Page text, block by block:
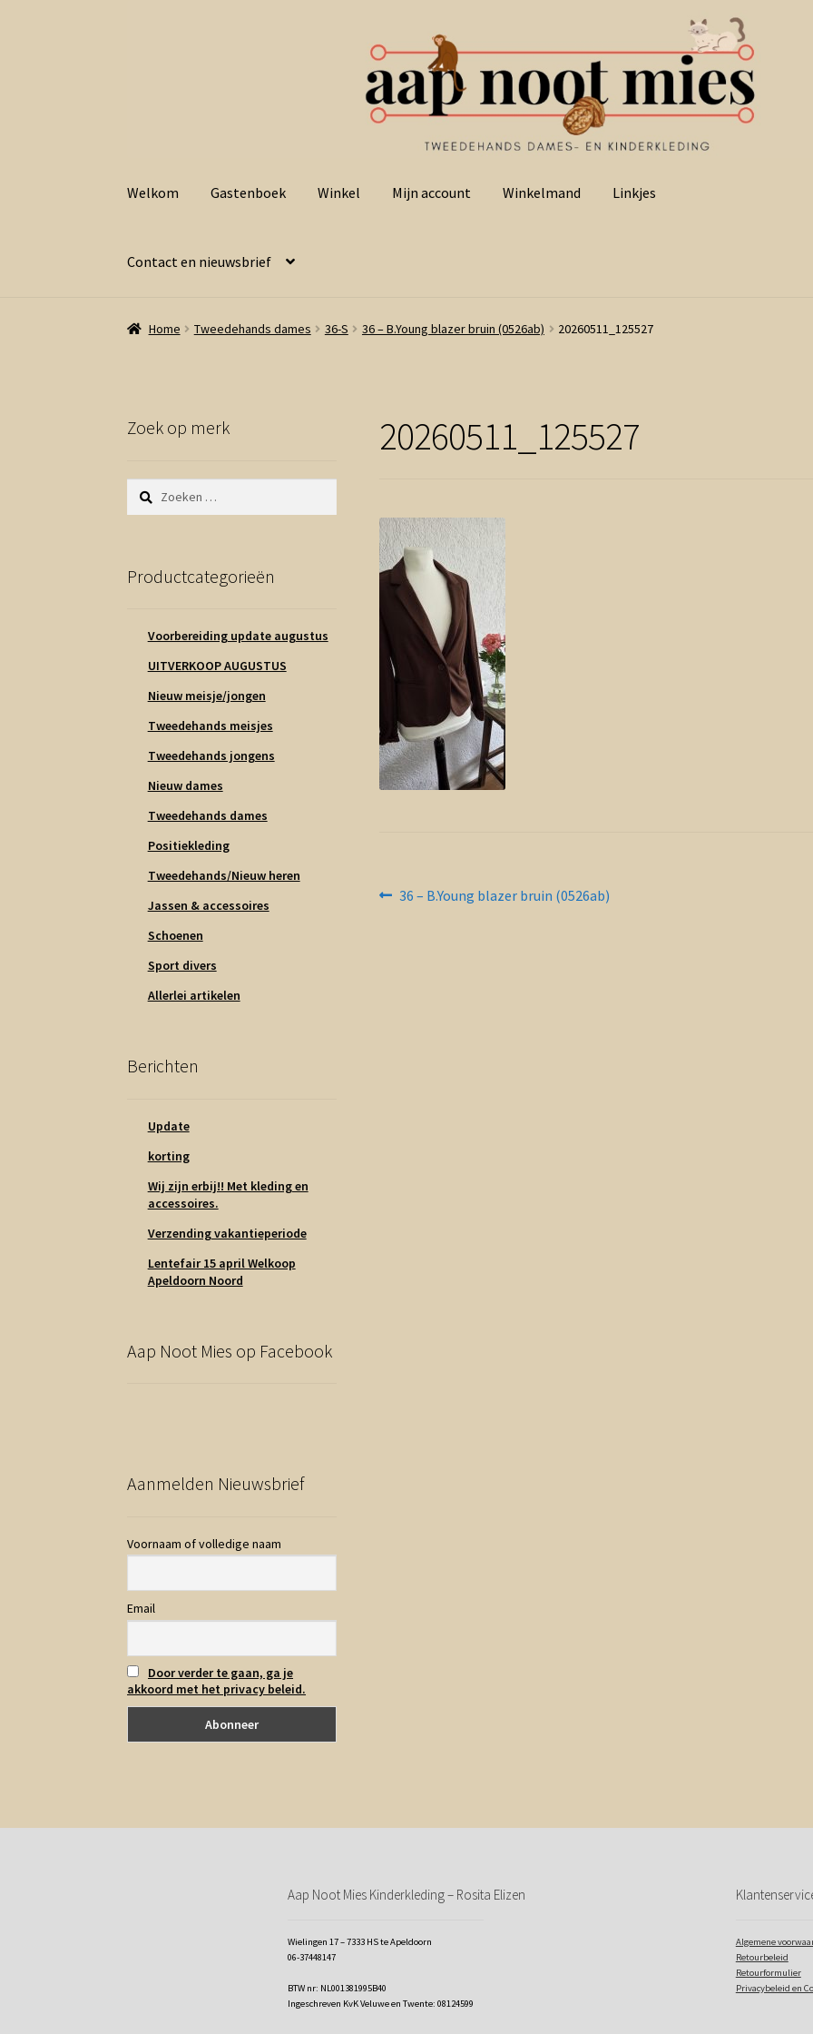
door
naar
Welkom Gastenboek Winkel Mijn account Winkelmand Linkjes
Contact en nieuwsbrief
Home Tweedehands dames 36-S 36 – B.Young blazer bruin (0526ab) 20260511_125527
20260511_125527
Bericht
Vorig
36 – B.Young blazer bruin (0526ab)
Zoek op merk
Zoeken
naar:
Productcategorieën
Voorbereiding update augustus
UITVERKOOP AUGUSTUS
Nieuw meisje/jongen
Tweedehands meisjes
Tweedehands jongens
Nieuw dames
Tweedehands dames
Positiekleding
Tweedehands/Nieuw heren
Jassen & accessoires
Schoenen
Sport divers
Allerlei artikelen
Berichten
Update
korting
Wij zijn erbij!! Met kleding en
accessoires.
Verzending vakantieperiode
Lentefair 15 april Welkoop
Apeldoorn Noord
Aap Noot Mies op Facebook
Aanmelden Nieuwsbrief
Voornaam of volledige naam
Email
Door verder te gaan, ga je
akkoord met het privacy beleid.
Aap Noot Mies Kinderkleding – Rosita Elizen
Wielingen 17 – 7333 HS te Apeldoorn
06-37448147
BTW nr: NL001381995B40
Ingeschreven KvK Veluwe en Twente: 08124599
Algemene
Retourbeleid
Retourformulier
Privacybeleid en